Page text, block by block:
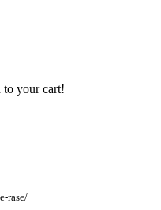
to your cart!
rase/